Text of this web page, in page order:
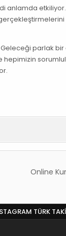
anlamda
parlak
Online
TÜRK